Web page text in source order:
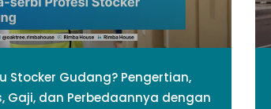
Stocker Gudang? Pengertian,
Gaji, dan Perbedaannya dengan